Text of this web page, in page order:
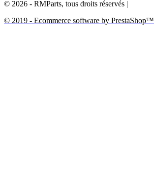
© 2026 - RMParts, tous droits réservés |
© 2019 - Ecommerce software by PrestaShop™